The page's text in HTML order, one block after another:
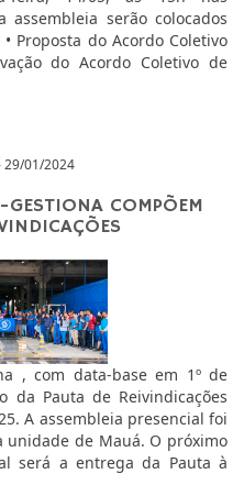
serão colocados
Proposta do Acordo Coletivo
do Acordo Coletivo de
29/01/2024
COMPÕEM
, com data-base em 1º de
da Pauta de Reivindicações
A assembleia presencial foi
unidade de Mauá. O próximo
será a entrega da Pauta à